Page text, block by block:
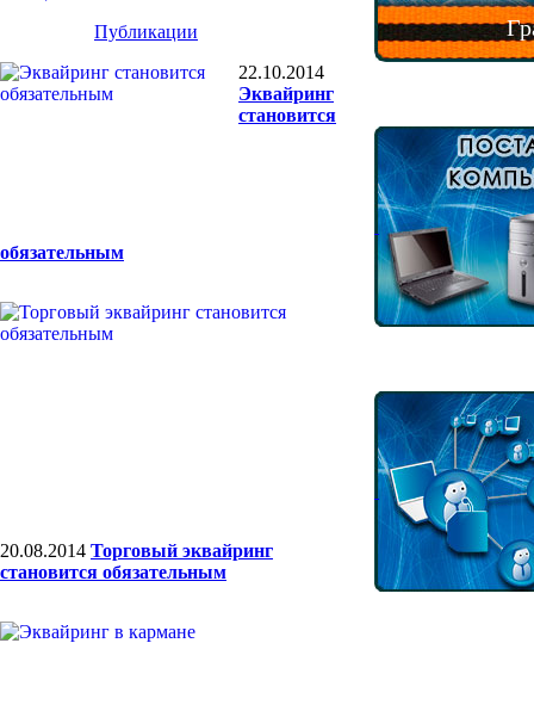
Публикации
22.10.2014
Эквайринг
становится
обязательным
20.08.2014 Торговый эквайринг
становится обязательным